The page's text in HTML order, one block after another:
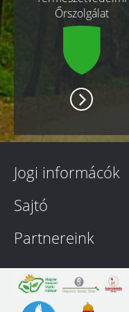
Őrszolgálat
Jogi informácók
Sajtó
Partnereink